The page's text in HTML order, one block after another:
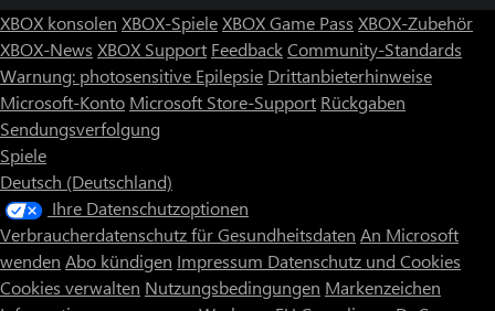
XBOX konsolen XBOX-SpieleXBOX Game Pass XBOX-Zubehör
XBOX-News XBOX Support FeedbackCommunity-Standards
Warnung: photosensitive Epilepsie Drittanbieterhinweise
Microsoft-Konto Microsoft Store-Support Rückgaben
Sendungsverfolgung
Spiele
Deutsch (Deutschland)
Ihre Datenschutzoptionen
Verbraucherdatenschutz für Gesundheitsdaten An Microsoft
wenden Abo kündigen Impressum Datenschutz und Cookies
Cookies verwalten Nutzungsbedingungen Markenzeichen